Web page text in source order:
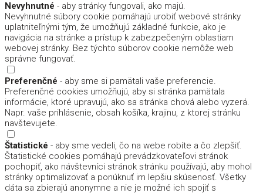
Nevyhnutné - aby stránky fungovali, ako majú.
Nevyhnutné súbory cookie pomáhajú urobiť webové stránky
uplatniteľnými tým, že umožňujú základné funkcie, ako je
navigácia na stránke a prístup k zabezpečeným oblastiam
webovej stránky. Bez týchto súborov cookie nemôže web
správne fungovať.
Preferenčné - aby sme si pamätali vaše preferencie.
Preferenčné cookies umožňujú, aby si stránka pamätala
informácie, ktoré upravujú, ako sa stránka chová alebo vyzerá.
Napr. vaše prihlásenie, obsah košíka, krajinu, z ktorej stránku
navštevujete.
Štatistické - aby sme vedeli, čo na webe robíte a čo zlepšiť.
Štatistické cookies pomáhajú prevádzkovateľovi stránok
pochopiť, ako návštevníci stránok stránku používajú, aby mohol
stránky optimalizovať a ponúknuť im lepšiu skúsenosť. Všetky
dáta sa zbierajú anonymne a nie je možné ich spojiť s